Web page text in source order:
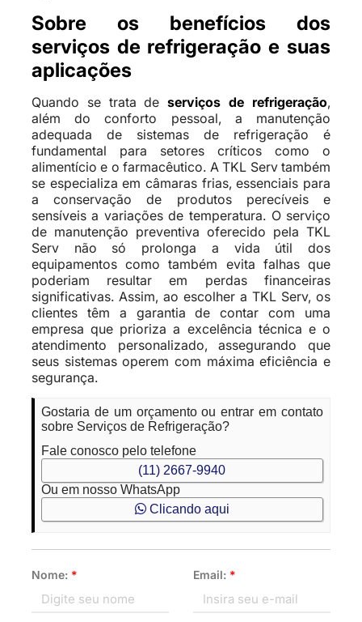
Sobre os benefícios dos
serviços de refrigeração e suas
aplicações
Quando se trata deserviços de refrigeração,
além do conforto pessoal, a manutenção
adequada de sistemas de refrigeração é
fundamental para setores críticos como o
alimentício e o farmacêutico. A TKL Serv também
se especializa em câmaras frias, essenciais para
a conservação de produtos perecíveis e
sensíveis a variações de temperatura. O serviço
de manutenção preventiva oferecido pela TKL
Serv não só prolonga a vida útil dos
equipamentos como também evita falhas que
poderiam resultar em perdas financeiras
significativas. Assim, ao escolher a TKL Serv, os
clientes têm a garantia de contar com uma
empresa que prioriza a excelência técnica e o
atendimento personalizado, assegurando que
seus sistemas operem com máxima eficiência e
segurança.
Gostaria de um orçamento ou entrar em contato
sobre Serviços de Refrigeração?
Fale conosco pelo telefone
(11) 2667-9940
Ou em nosso WhatsApp
Clicando aqui
Nome: * Email: *